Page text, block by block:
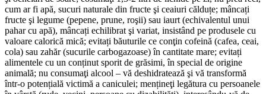
cum ar fi apă, sucuri naturale din fructe şi ceaiuri călduțe; mâncați
fructe şi legume (pepene, prune, roşii) sau iaurt (echivalentul unui
pahar cu apă), mâncați echilibrat şi variat, insistând pe produsele cu
valoare calorică mică; evitați băuturile ce conţin cofeină (cafea, ceai,
cola) sau zahăr (sucurile carbogazoase) în cantitate mare; evitați
alimentele cu un conținut sporit de grăsimi, în special de origine
animală; nu consumaţi alcool – vă deshidratează şi vă transformă
într-o potențială victimă a caniculei; mențineţi legătura cu persoanele